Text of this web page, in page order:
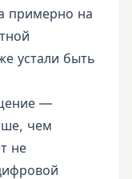
примерно на
устали быть
—
чем
не